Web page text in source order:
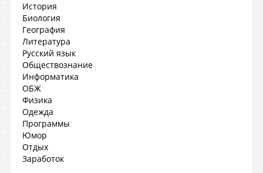
История
Биология
География
Литература
Русский язык
Обществознание
Информатика
ОБЖ
Физика
Одежда
Программы
Юмор
Отдых
Заработок